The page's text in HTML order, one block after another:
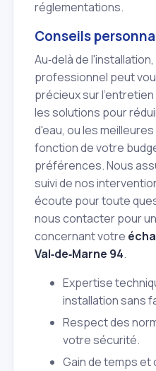
réglementations.
Conseils
Au‑delà de
professionnel peut
précieux sur
les solutions pour
d'eau, ou les
fonction de votre
préférences. Nous
suivi de nos
écoute pour toute
nous contacter pour
concernant votre
Val‑de‑Marne 94.
Expertise
installation sans
Respect des
votre sécurité.
Gain de temps et